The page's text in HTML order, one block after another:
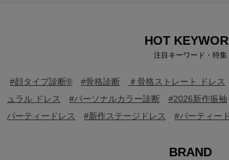
HOT
注目キーワード・特集
#顔タイプ診断® #骨格診断 ＃骨格ストレート ドレス
ュラル ドレス
#パーソナルカラー診断 #2026新作振袖
パーティードレス
#新作ステージドレス #パーティー
BRAND